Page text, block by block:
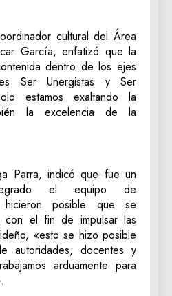
cultural del Área
García, enfatizó que la
dentro de los ejes
Ser Unergistas y Ser
estamos exaltando la
la excelencia de la
Parra, indicó que fue un
el equipo de
hicieron posible que se
con el fin de impulsar las
«esto se hizo posible
autoridades, docentes y
arduamente para